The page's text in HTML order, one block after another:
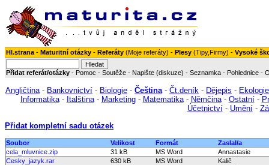
Hl.strana - Maturitní otázky - Referáty (Moje referáty) - Plesy (Tipy,Firmy) - Vysoké
Přidat referát/otázky - Pomoc - Soutěže - Napište (diskuze) - Seznamka - Pohlednice -
Angličtina- Bankovnictví - Biologie - Čeština- Čt.deník - Dějepis - Ekologie
Informatika- Italština- Marketing- Matematika- Němčina- Ostatní-
Účetnictví- Umění-
Přidat kompletní sadu otázek
Soubor Velikost Formát
Zaslal/a
cela_mluvnice.zip
31 kB MS Word
Annastasie
Cesky_jazyk.rar
630 kB MS Word
Kalič